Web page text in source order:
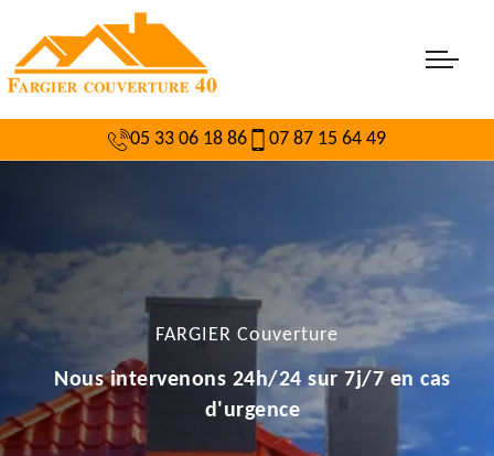
05 33 06 18 86 07 87 15 64 49
FARGIER Couverture
Nous intervenons 24h/24 sur 7j/7 en cas
d'urgence